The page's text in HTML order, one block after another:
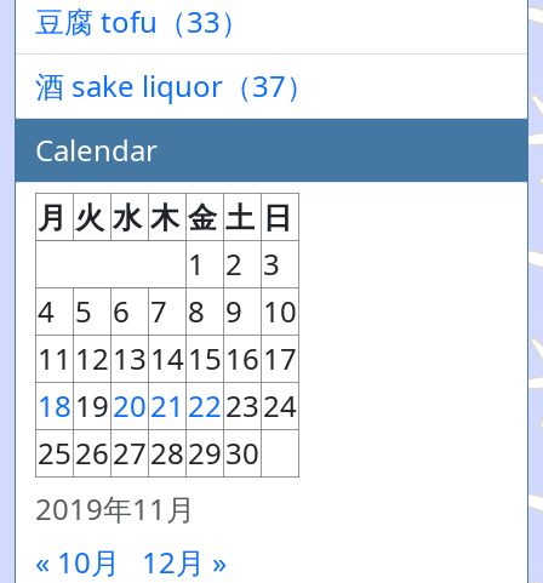
豆腐 tofu（33）
酒 sake liquor（37）
Calendar
2019年11月
月 火 水 木 金 土 日
1
2 3
4 5 6 7 8 9
10
11 121314151617
18192021 222324
252627282930
« 10月 12月 »